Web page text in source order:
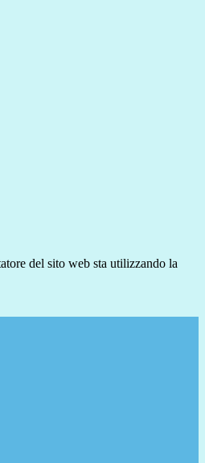
del sito web sta utilizzando la